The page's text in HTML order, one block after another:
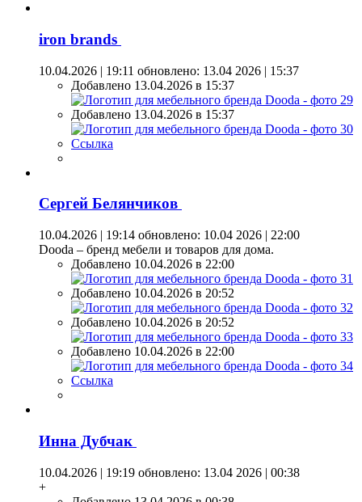
iron brands
10.04.2026 | 19:11 обновлено: 13.04 2026 | 15:37
Добавлено 13.04.2026 в 15:37
Добавлено 13.04.2026 в 15:37
Ссылка
Сергей Белянчиков
10.04.2026 | 19:14 обновлено: 10.04 2026 | 22:00
Dooda – бренд мебели и товаров для дома.
Добавлено 10.04.2026 в 22:00
Добавлено 10.04.2026 в 20:52
Добавлено 10.04.2026 в 20:52
Добавлено 10.04.2026 в 22:00
Ссылка
Инна Дубчак
10.04.2026 | 19:19 обновлено: 13.04 2026 | 00:38
+